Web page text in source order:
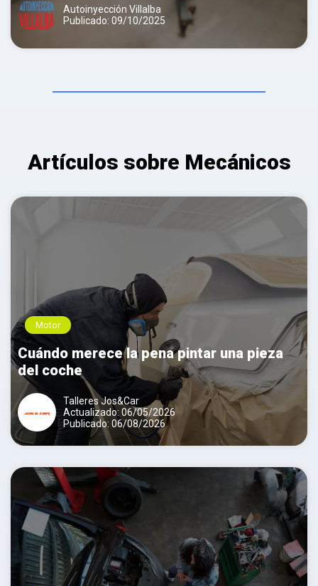
Autoinyección Villalba
Publicado: 09/10/2025
Artículos sobre Mecánicos
Motor
Cuándo merece la pena pintar una pieza
del coche
Talleres Jos&Car
Actualizado: 06/05/2026
Publicado: 06/08/2026